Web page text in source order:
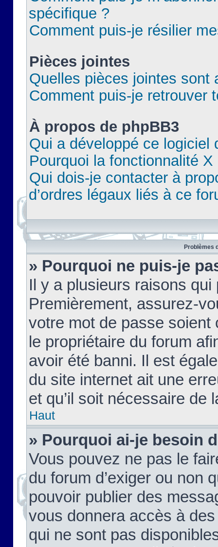
spécifique ?
Comment puis-je résilier
Pièces jointes
Quelles pièces jointes sont
Comment puis-je retrouver
À propos de phpBB3
Qui a développé ce logiciel
Pourquoi la fonctionnalité X
Qui dois-je contacter à
d’ordres légaux liés à ce
Problèmes
» Pourquoi ne puis-je
Il y a plusieurs raisons
Premièrement, assurez-
votre mot de passe soient
le propriétaire du forum
avoir été banni. Il est
du site internet ait une
et qu’il soit nécessaire de
Haut
» Pourquoi ai-je besoin
Vous pouvez ne pas le
du forum d’exiger ou non
pouvoir publier des
vous donnera accès à
qui ne sont pas